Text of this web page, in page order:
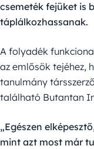
csemeték fejüket is
táplálkozhassanak.
A folyadék
az emlősök tejéhez,
tanulmány
található Butantan
„Egészen
mint azt most már